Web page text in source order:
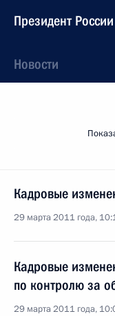
Президент России
Новости
Кадровые
29 марта 2011 года,
Кадровые
по контролю за
29 марта 2011 года,